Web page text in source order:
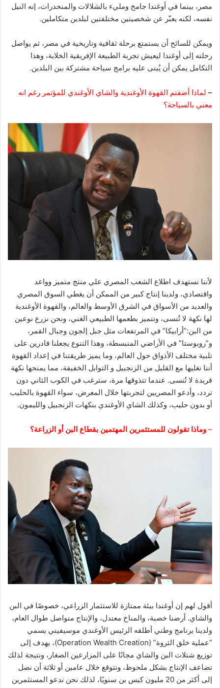
مصر، بينما في أوغندا جامح ومليء بالشلالات والمنحدرات، إنه النيل
نفسه، لكنه يعبّر عن شخصيتين مختلفتين لبلدين متكاملين.
ويمكن للسائح أن يستمتع برحلة ثقافية وتاريخية في مصر، ثم يواصل
رحلته إلى أوغندا ليعيش تجربة الطبيعة الإفريقية الخلابة، وهذا
التكامل يمكن أن يُبنى عليه برامج سياحة مشتركة بين البلدين.
– لماذا أضفتم القهوة الأوغندية والشاي الأوغندي للمؤتمر رغم انه
معني بالسياحة؟
لأننا نستهدف اطلاع الشعب المصري علي منتج متميز وواعد
واقتصادي، ولدينا إنتاج كبير من الممكن أن يغطي السوق المصري
والعديد من الأسواق في الشرق الأوسط والعالم، والقهوة الأوغندية
لها نكهة لا تُنسى، وتتميز بطعمها الطبيعي الغني، ونحن نزرع نوعين
من البن:”أرابيكا” في المرتفعات مثل جبل إلجون وجبال القمر،
و”روبوستا” في الأراضي المنبسطة، وهذا التنوع يجعلنا قادرين على
تلبية مختلف الأذواق حول العالم، وما يميز طريقتنا في إعداد القهوة
أننا نغليها مع القليل من الزنجبيل و التوابل الخفيفة، مما يمنحها نكهة
فريدة لا تُنسى. عندما تتذوقها مرة، سترغب في الكوب الثاني دون
تردد، وأدعو المصريين لتجربتها خلال المعرض، سواء القهوة بالحليب
أو بدون حليب، وكذلك الشاي الأوغندي بنكهات الزنجبيل والليمون.
– وماذا تقولون للمستثمرين المهتمين بقطاع البن أو الزراعة؟
أقول لهم إن أوغندا بيئة ممتازة للاستثمار الزراعي، خصوصًا في البن
والشاي. أرضنا خصبة، والمناخ معتدل، والإنتاج متواصل طوال العام،
ولدينا برنامج وطني أطلقه الرئيس الأوغندي موسيفيني يسمي
“عملية خلق الثروة” (Operation Wealth Creation)، يهدف إلى
توزيع شتلات البن والشاي مجانًا على المزارعين الصغار، ونتيجة لذلك
تضاعف الإنتاج بشكل ملحوظ، ونتوقع خلال عامين أو ثلاثة أن نصل
إلى أكثر من 20 مليون كيس بن سنويًا، لذلك نحن ندعو المستثمرين